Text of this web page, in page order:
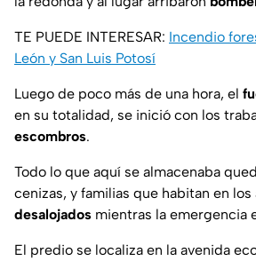
TE PUEDE INTERESAR: Incendio
León y San Luis Potosí
Luego de poco más de una hora, el
en su totalidad, se inició con los
escombros.
Todo lo que aquí se almacenaba
cenizas, y familias que habitan en
desalojados mientras la emergencia
El predio se localiza en la avenida